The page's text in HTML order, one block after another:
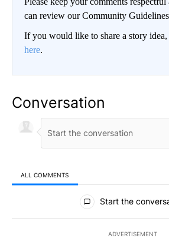
can review our Community
If you would like to share a story idea,
here.
Conversation
ALL COMMENTS
All Comments
Start the
ADVERTISEMENT